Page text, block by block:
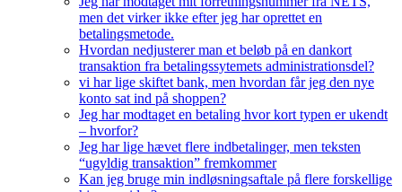
men det virker ikke efter jeg har oprettet en
betalingsmetode.
Hvordan nedjusterer man et beløb på en dankort
transaktion fra betalingssytemets administrationsdel?
vi har lige skiftet bank, men hvordan får jeg den nye
konto sat ind på shoppen?
Jeg har modtaget en betaling hvor kort typen er ukendt
– hvorfor?
Jeg har lige hævet flere indbetalinger, men teksten
“ugyldig transaktion” fremkommer
Kan jeg bruge min indløsningsaftale på flere forskellige